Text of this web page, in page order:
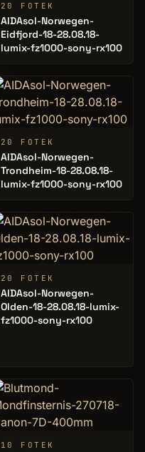
20 FOTEK
AIDAsol-Norwegen-
Eidfjord-18-28.08.18-
lumix-fz1000-sony-rx100
20 FOTEK
AIDAsol-Norwegen-
Trondheim-18-28.08.18-
lumix-fz1000-sony-rx100
20 FOTEK
AIDAsol-Norwegen-
Olden-18-28.08.18-lumix-
fz1000-sony-rx100
10 FOTEK